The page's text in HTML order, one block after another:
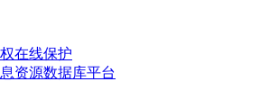
在线保护
资源数据库平台